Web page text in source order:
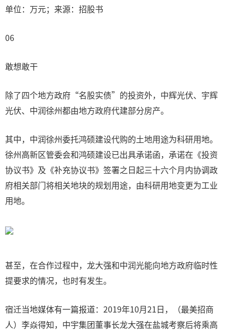
单位：万元；来源：招股书
06
敢想敢干
除了四个地方政府“名股实债”的投资外，中辉光伏、宇辉
光伏、中润徐州都由地方政府代建部分房产。
其中，中润徐州委托鸿硕建设代购的土地用途为科研用地。
徐州高新区管委会和鸿硕建设已出具承诺函，承诺在《投资
协议书》及《补充协议书》签署之日起三十六个月内协调政
府相关部门将相关地块的规划用途，由科研用地变更为工业
用地。
甚至，在合作过程中，龙大强和中润光能向地方政府临时性
提要求的情况，也时有发生。
宿迁当地媒体有一篇报道：2019年10月21日，（最美招商
人）李焱得知，中宇集团董事长龙大强在盐城考察后将乘高